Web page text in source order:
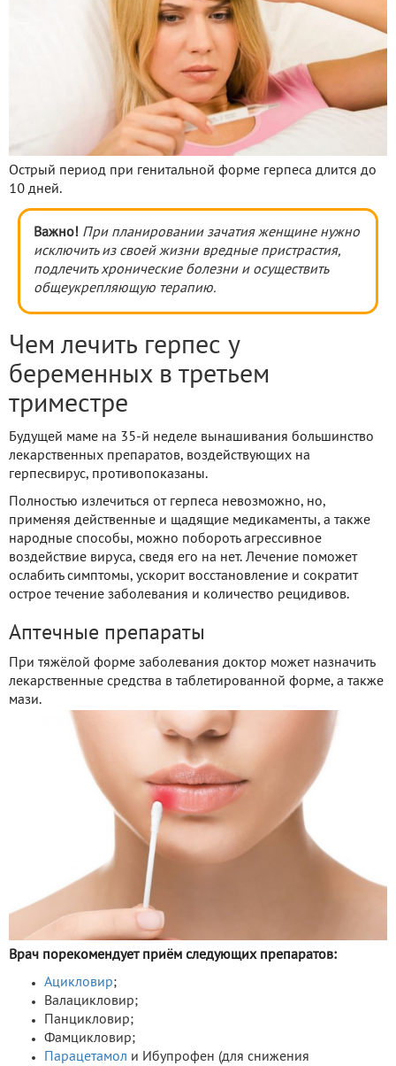
Острый период при генитальной форме герпеса длится до
10 дней.
Важно! При планировании зачатия женщине нужно
исключить из своей жизни вредные пристрастия,
подлечить хронические болезни и осуществить
общеукрепляющую терапию.
Чем лечить герпес у
беременных в третьем
триместре
Будущей маме на 35-й неделе вынашивания большинство
лекарственных препаратов, воздействующих на
герпесвирус, противопоказаны.
Полностью излечиться от герпеса невозможно, но,
применяя действенные и щадящие медикаменты, а также
народные способы, можно побороть агрессивное
воздействие вируса, сведя его на нет. Лечение поможет
ослабить симптомы, ускорит восстановление и сократит
острое течение заболевания и количество рецидивов.
Аптечные препараты
При тяжёлой форме заболевания доктор может назначить
лекарственные средства в таблетированной форме, а также
мази.
Врач порекомендует приём следующих препаратов:
Ацикловир;
Валацикловир;
Панцикловир;
Фамцикловир;
Парацетамол и Ибупрофен (для снижения